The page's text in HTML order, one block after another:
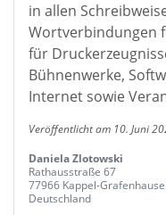
in allen
Wortverbindungen
für
Bühnenwerke,
Internet sowie
Veröffentlicht am 10. Juni
Daniela Zlotowski
Rathausstraße 67
77966 Kappel-
Deutschland